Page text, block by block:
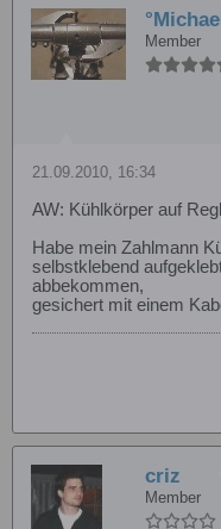
Member
21.09.2010, 16:34
AW: Kühlkörper auf
Habe mein Zahlmann
selbstklebend
abbekommen,
gesichert mit einem
criz
Member